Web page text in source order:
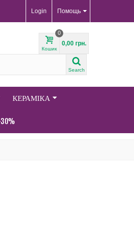
Помощь
Login
Кошик
0
0,00 грн.
Search
КЕРАМІКА